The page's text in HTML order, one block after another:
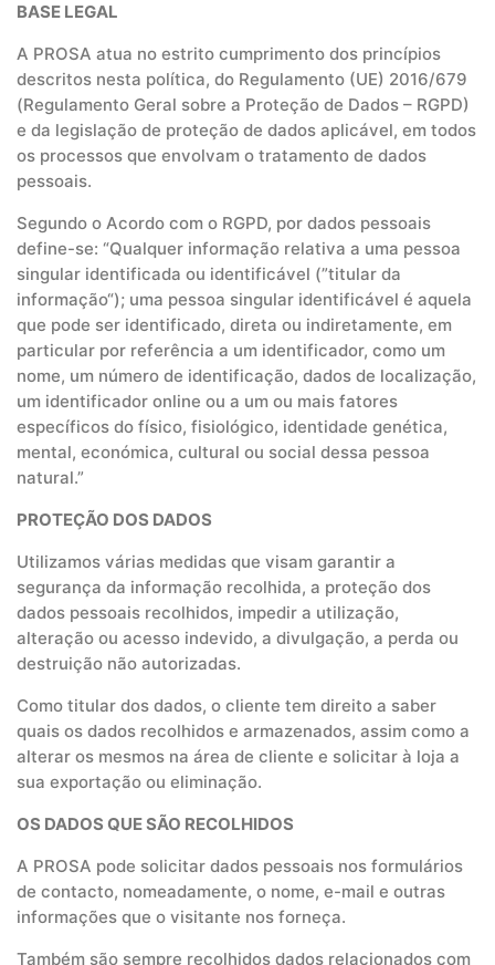
BASE LEGAL
A PROSA atua no estrito cumprimento dos princípios
descritos nesta política, do Regulamento (UE) 2016/679
(Regulamento Geral sobre a Proteção de Dados – RGPD)
e da legislação de proteção de dados aplicável, em todos
os processos que envolvam o tratamento de dados
pessoais.
Segundo o Acordo com o RGPD, por dados pessoais
define-se: “Qualquer informação relativa a uma pessoa
singular identificada ou identificável (”titular da
informação“); uma pessoa singular identificável é aquela
que pode ser identificado, direta ou indiretamente, em
particular por referência a um identificador, como um
nome, um número de identificação, dados de localização,
um identificador online ou a um ou mais fatores
específicos do físico, fisiológico, identidade genética,
mental, económica, cultural ou social dessa pessoa
natural.”
PROTEÇÃO DOS DADOS
Utilizamos várias medidas que visam garantir a
segurança da informação recolhida, a proteção dos
dados pessoais recolhidos, impedir a utilização,
alteração ou acesso indevido, a divulgação, a perda ou
destruição não autorizadas.
Como titular dos dados, o cliente tem direito a saber
quais os dados recolhidos e armazenados, assim como a
alterar os mesmos na área de cliente e solicitar à loja a
sua exportação ou eliminação.
OS DADOS QUE SÃO RECOLHIDOS
A PROSA pode solicitar dados pessoais nos formulários
de contacto, nomeadamente, o nome, e-mail e outras
informações que o visitante nos forneça.
Também são sempre recolhidos dados relacionados com